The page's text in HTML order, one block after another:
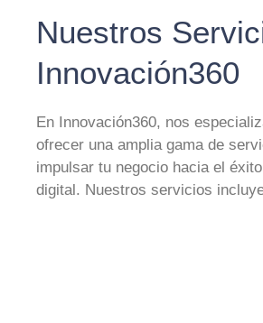
Nuestros
Innovación360
En Innovación360, nos
ofrecer una amplia gama de
impulsar tu negocio hacia el
digital. Nuestros servicios